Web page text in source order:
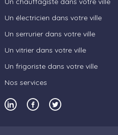
Un électricien dans votre ville
Un serrurier dans votre ville
Un vitrier dans votre ville
Un frigoriste dans votre ville
Nos services